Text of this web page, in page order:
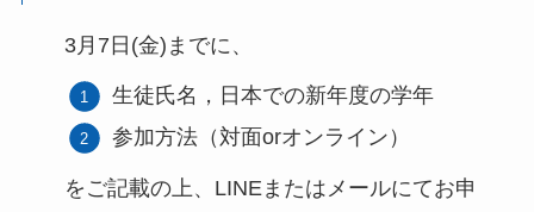
3月7日(金)までに、
生徒氏名，日本での新年度の学年
参加方法（対面orオンライン）
をご記載の上、LINEまたはメールにてお申